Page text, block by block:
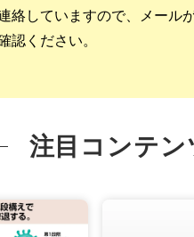
絡していますので、メール
認ください。
注目コンテン